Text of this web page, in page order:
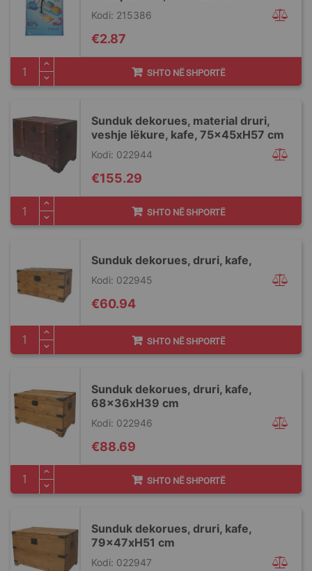
Kodi: 215386
€2.87
SHTO NË SHPORTË
Sunduk dekorues, material druri,
veshje lëkure, kafe, 75x45xH57 cm
Kodi: 022944
€155.29
SHTO NË SHPORTË
Sunduk dekorues, druri, kafe,
Kodi: 022945
€60.94
SHTO NË SHPORTË
Sunduk dekorues, druri, kafe,
68x36xH39 cm
Kodi: 022946
€88.69
SHTO NË SHPORTË
Sunduk dekorues, druri, kafe,
79x47xH51 cm
Kodi: 022947